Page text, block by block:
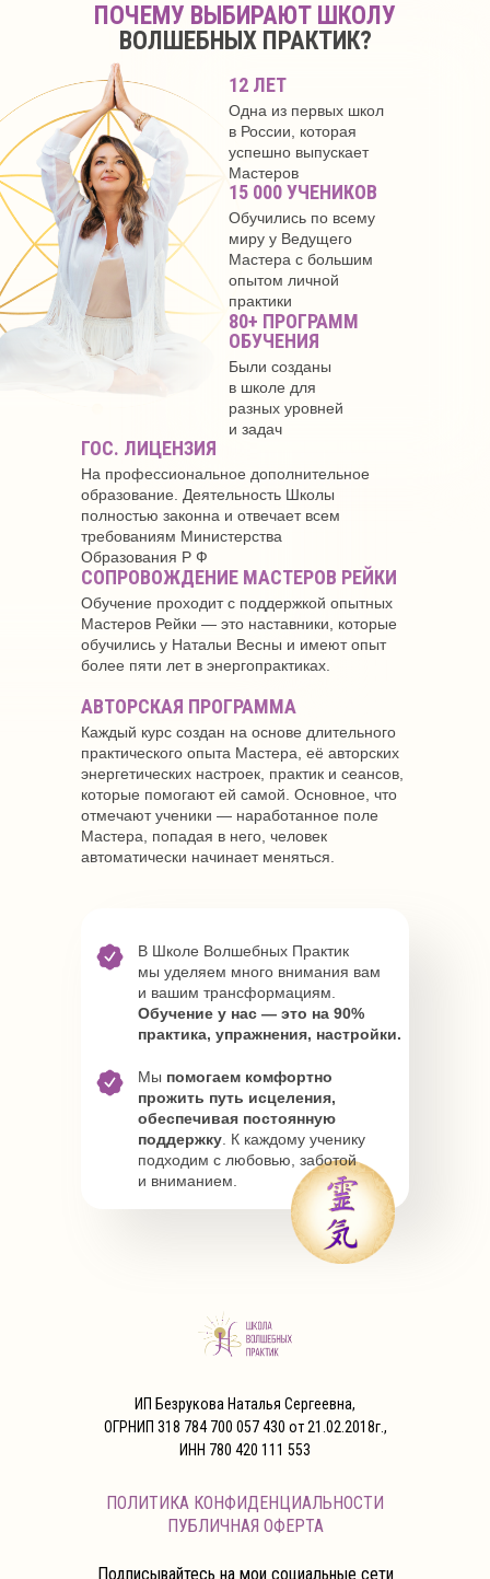
ПОЧЕМУ ВЫБИРАЮТ ШКОЛУ
ВОЛШЕБНЫХ ПРАКТИК?
АВТОРСКАЯ ПРОГРАММА
Каждый курс создан на основе длительного
практического опыта Мастера, её авторских
энергетических настроек, практик и сеансов,
которые помогают ей самой. Основное, что
отмечают ученики — наработанное поле
Мастера, попадая в него, человек
автоматически начинает меняться.
12 ЛЕТ
Одна из первых школ
в России, которая
успешно выпускает
Мастеров
15 000 УЧЕНИКОВ
Обучились по всему
миру у Ведущего
Мастера с большим
опытом личной
практики
80+ ПРОГРАММ
ОБУЧЕНИЯ
Были созданы
в школе для
разных уровней
и задач
СОПРОВОЖДЕНИЕ МАСТЕРОВ РЕЙКИ
Обучение проходит с поддержкой опытных
Мастеров Рейки — это наставники, которые
обучились у Натальи Весны и имеют опыт
более пяти лет в энергопрактиках.
В Школе Волшебных Практик
мы уделяем много внимания вам
и вашим трансформациям.
Обучение у нас — это на 90%
практика, упражнения, настройки.
Мы помогаем комфортно
прожить путь исцеления,
обеспечивая постоянную
поддержку . К каждому ученику
подходим с любовью, заботой
и вниманием.
ГОС. ЛИЦЕНЗИЯ
На профессиональное дополнительное
образование. Деятельность Школы
полностью законна и отвечает всем
требованиям Министерства
Образования Р Ф
ПОЛИТИКА КОНФИДЕНЦИАЛЬНОСТИ
ПУБЛИЧНАЯ ОФЕРТА
ИП Безрукова Наталья Сергеевна,
ОГРНИП 318 784 700 057 430 от 21.02.2018г.,
ИНН 780 420 111 553
Подписывайтесь на мои социальные сети